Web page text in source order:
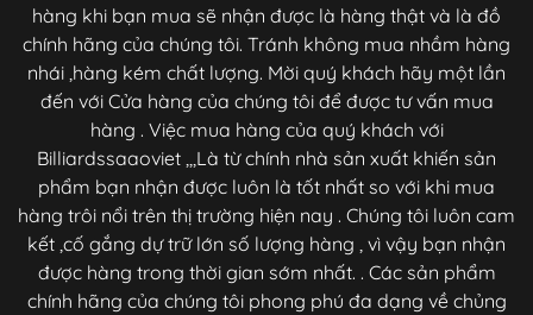
hàng khi bạn mua sẽ nhận được là hàng thật và là đồ
chính hãng của chúng tôi. Tránh không mua nhầm hàng
nhái ,hàng kém chất lượng. Mời quý khách hãy một lần
đến với Cửa hàng của chúng tôi để được tư vấn mua
hàng . Việc mua hàng của quý khách với
Billiardssaaoviet ,,,Là từ chính nhà sản xuất khiến sản
phẩm bạn nhận được luôn là tốt nhất so với khi mua
hàng trôi nổi trên thị trường hiện nay . Chúng tôi luôn cam
kết ,cố gắng dự trữ lớn số lượng hàng , vì vậy bạn nhận
được hàng trong thời gian sớm nhất. . Các sản phẩm
chính hãng của chúng tôi phong phú đa dạng về chủng